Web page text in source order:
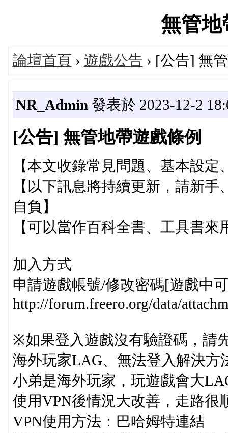
無管地
論壇首頁 › 遊戲公告 › [公告] 無
NR_Admin 發表於 2023-12-2
[公告] 無管地帶遊戲條例
【本文收錄常見問題、基本設
【以下訊息將持續更新，請新
自負】
【可以當作百科全書、工具書
加入方式
申請遊戲帳號/修改密碼[遊戲中
http://forum.freero.org/data/
※如果登入遊戲沒有驗證碼，請
海外玩家LAG、無法登入解決方
小弟是海外玩家，玩遊戲會大
使用VPN後情況大改善，走路
VPN使用方法：巴哈姆特連結